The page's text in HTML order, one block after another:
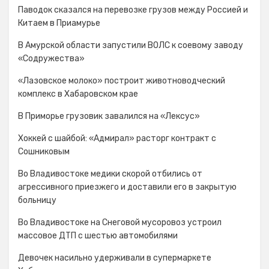
Паводок сказался на перевозке грузов между Россией и
Китаем в Приамурье
В Амурской области запустили ВОЛС к соевому заводу
«Содружества»
«Лазовское молоко» построит животноводческий
комплекс в Хабаровском крае
В Приморье грузовик завалился на «Лексус»
Хоккей с шайбой: «Адмирал» расторг контракт с
Сошниковым
Во Владивостоке медики скорой отбились от
агрессивного приезжего и доставили его в закрытую
больницу
Во Владивостоке на Снеговой мусоровоз устроил
массовое ДТП с шестью автомобилями
Девочек насильно удерживали в супермаркете